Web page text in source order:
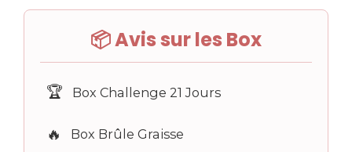
📦 Avis sur les Box
🏆 Box Challenge 21 Jours
🔥 Box Brûle Graisse